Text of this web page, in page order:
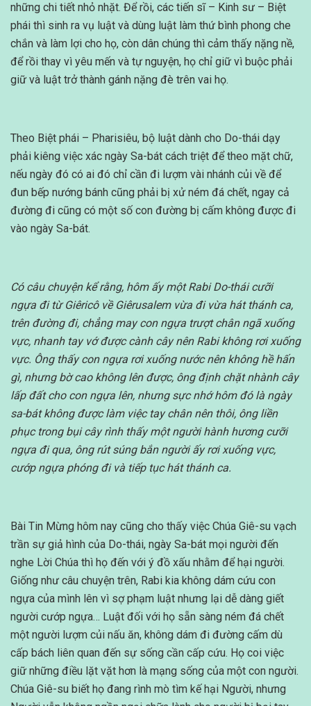
những chi tiết nhỏ nhặt. Để rồi, các tiến sĩ – Kinh sư – Biệt
phái thì sinh ra vụ luật và dùng luật làm thứ bình phong che
chắn và làm lợi cho họ, còn dân chúng thì cảm thấy nặng nề,
để rồi thay vì yêu mến và tự nguyện, họ chỉ giữ vì buộc phải
giữ và luật trở thành gánh nặng đè trên vai họ.
Theo Biệt phái – Pharisiêu, bộ luật dành cho Do-thái dạy
phải kiêng việc xác ngày Sa-bát cách triệt để theo mặt chữ,
nếu ngày đó có ai đó chỉ cần đi lượm vài nhánh củi về để
đun bếp nướng bánh cũng phải bị xử ném đá chết, ngay cả
đường đi cũng có một số con đường bị cấm không được đi
vào ngày Sa-bát.
Có câu chuyện kể rằng, hôm ấy một Rabi Do-thái cưỡi
ngựa đi từ Giêricô về Giêrusalem vừa đi vừa hát thánh ca,
trên đường đi, chẳng may con ngựa trượt chân ngã xuống
vực, nhanh tay vớ được cành cây nên Rabi không rơi xuống
vực. Ông thấy con ngựa rơi xuống nước nên không hề hấn
gì, nhưng bờ cao không lên được, ông định chặt nhành cây
lấp đất cho con ngựa lên, nhưng sực nhớ hôm đó là ngày
sa-bát không được làm việc tay chân nên thôi, ông liền
phục trong bụi cây rình thấy một người hành hương cưỡi
ngựa đi qua, ông rút súng bắn người ấy rơi xuống vực,
cướp ngựa phóng đi và tiếp tục hát thánh ca.
Bài Tin Mừng hôm nay cũng cho thấy việc Chúa Giê-su vạch
trần sự giả hình của Do-thái, ngày Sa-bát mọi người đến
nghe Lời Chúa thì họ đến với ý đồ xấu nhằm để hại người.
Giống như câu chuyện trên, Rabi kia không dám cứu con
ngựa của mình lên vì sợ phạm luật nhưng lại dễ dàng giết
người cướp ngựa… Luật đối với họ sẵn sàng ném đá chết
một người lượm củi nấu ăn, không dám đi đường cấm dù
cấp bách liên quan đến sự sống cần cấp cứu. Họ coi việc
giữ những điều lặt vặt hơn là mạng sống của một con người.
Chúa Giê-su biết họ đang rình mò tìm kế hại Người, nhưng